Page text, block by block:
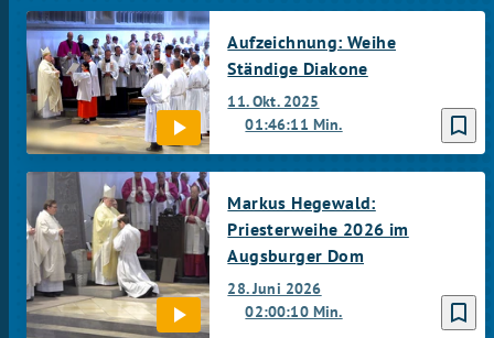
bookmark_border
11. Okt. 2025
01:46:11 Min.
Aufzeichnung: Weihe
Ständige Diakone
bookmark_border
28. Juni 2026
02:00:10 Min.
Markus Hegewald:
Priesterweihe 2026 im
Augsburger Dom